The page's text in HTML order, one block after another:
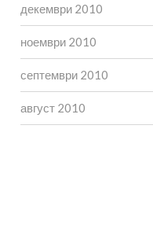
декември 2010
ноември 2010
септември 2010
август 2010